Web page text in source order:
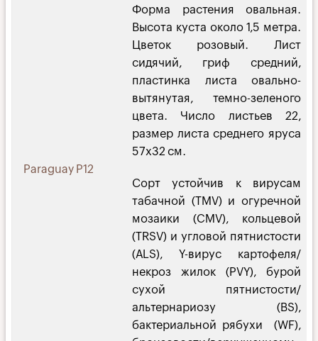
Paraguay P12
Форма растения овальная.
Высота куста около 1,5 метра.
Цветок розовый. Лист
сидячий, гриф средний,
пластинка листа овально-
вытянутая, темно-зеленого
цвета. Число листьев 22,
размер листа среднего яруса
57х32 см.
Сорт устойчив к вирусам
табачной (TMV) и огуречной
мозаики (CMV), кольцевой
(TRSV) и угловой пятнистости
(ALS), Y-вирус картофеля/
некроз жилок (PVY), бурой
сухой пятнистости/
альтернариозу (BS),
бактериальной рябухи (WF),